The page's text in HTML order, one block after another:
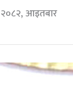
आइतबार